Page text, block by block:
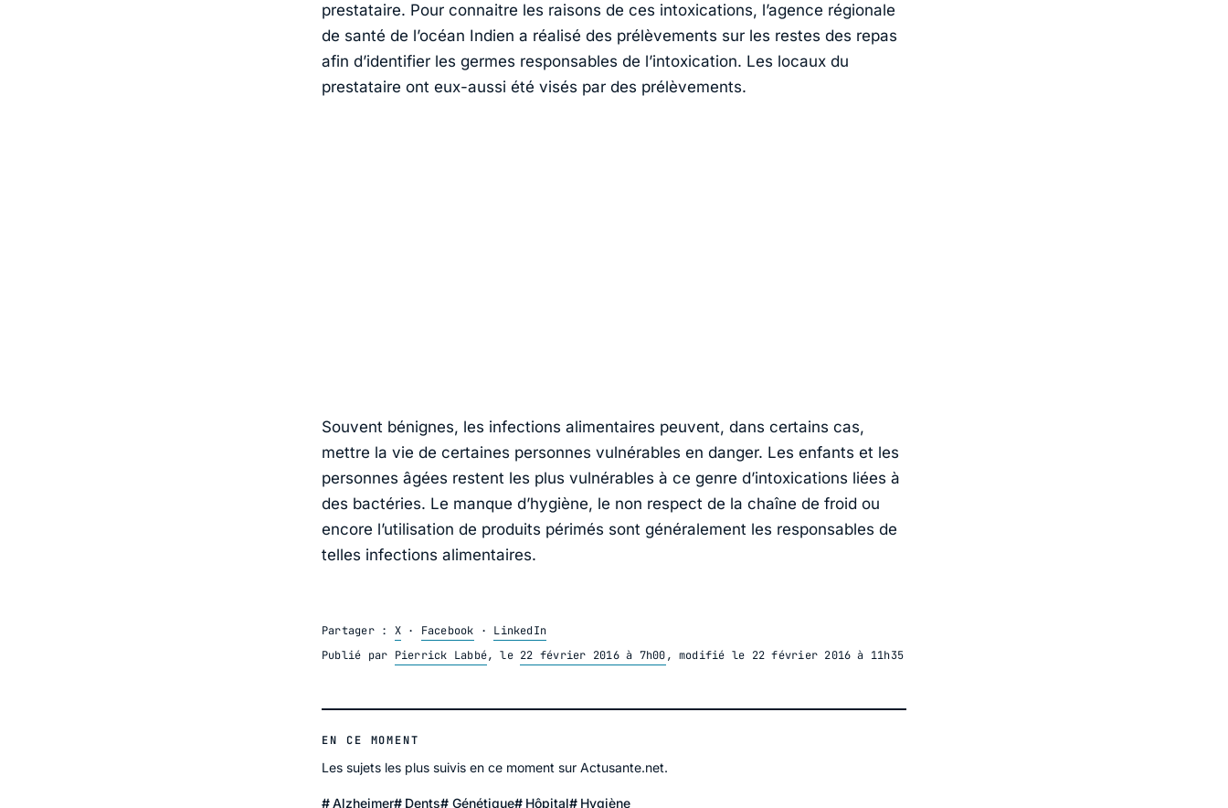
prestataire. Pour connaitre les raisons de ces intoxications, l’agence régionale
de santé de l’océan Indien a réalisé des prélèvements sur les restes des repas
afin d’identifier les germes responsables de l’intoxication. Les locaux du
prestataire ont eux-aussi été visés par des prélèvements.
Souvent bénignes, les infections alimentaires peuvent, dans certains cas,
mettre la vie de certaines personnes vulnérables en danger. Les enfants et les
personnes âgées restent les plus vulnérables à ce genre d’intoxications liées à
des bactéries. Le manque d’hygiène, le non respect de la chaîne de froid ou
encore l’utilisation de produits périmés sont généralement les responsables de
telles infections alimentaires.
Partager : X· Facebook · LinkedIn
Publié par Pierrick Labbé, le 22 février 2016 à 7h00, modifié le 22 février 2016 à 11h35
EN CE MOMENT
Les sujets les plus suivis en ce moment sur Actusante.net.
Alzheimer Dents Génétique Hôpital Hygiène